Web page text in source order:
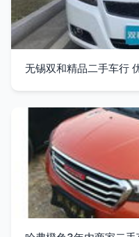
无锡双和精品二手车行